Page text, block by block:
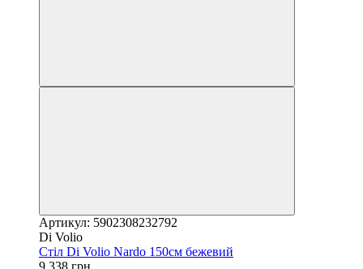
Артикул: 5902308232792
Di Volio
Стіл Di Volio Nardo 150см бежевий
9 338 грн